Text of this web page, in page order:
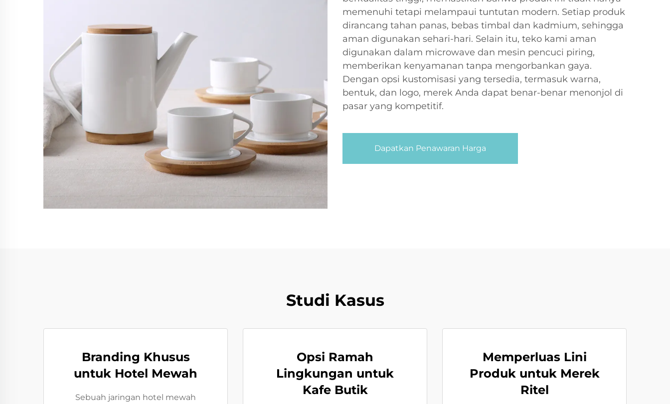
memenuhi tetapi melampaui tuntutan modern. Setiap produk
dirancang tahan panas, bebas timbal dan kadmium, sehingga
aman digunakan sehari-hari. Selain itu, teko kami aman
digunakan dalam microwave dan mesin pencuci piring,
memberikan kenyamanan tanpa mengorbankan gaya.
Dengan opsi kustomisasi yang tersedia, termasuk warna,
bentuk, dan logo, merek Anda dapat benar-benar menonjol di
pasar yang kompetitif.
Dapatkan Penawaran Harga
Studi Kasus
Branding Khusus
untuk Hotel Mewah
Sebuah jaringan hotel mewah
Opsi Ramah
Lingkungan untuk
Kafe Butik
Memperluas Lini
Produk untuk Merek
Ritel